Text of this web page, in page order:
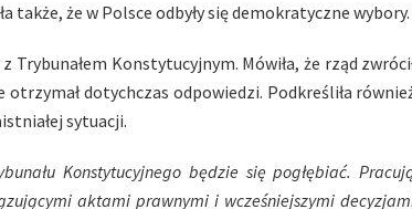
także, że w Polsce odbyły się demokratyczne wybory.
Trybunałem Konstytucyjnym. Mówiła, że rząd
dotychczas odpowiedzi. Podkreśliła
sytuacji.
Konstytucyjnego będzie się pogłębiać.
aktami prawnymi i wcześniejszymi